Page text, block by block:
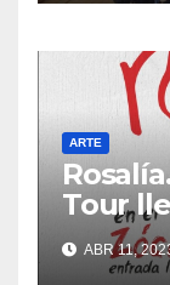
ARTE
Tour
ABR 11,